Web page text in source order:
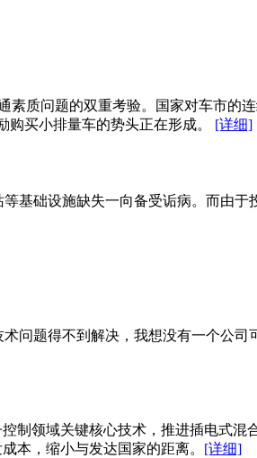
质问题的双重考验。国家对车市的
买小排量车的势头正在形成。 [详细]
基础设施缺失一向备受诟病。而由于
问题得不到解决，我想没有一个公司
制领域关键核心技术，推进插电式混
本，缩小与发达国家的距离。 [详细]